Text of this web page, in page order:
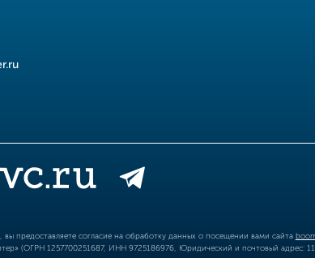
, вы предоставляете согласие на обработку данных о посещении вами сайта
(ОГРН 1257700251687, ИНН 9725186976, Юридический и почтовый адрес: